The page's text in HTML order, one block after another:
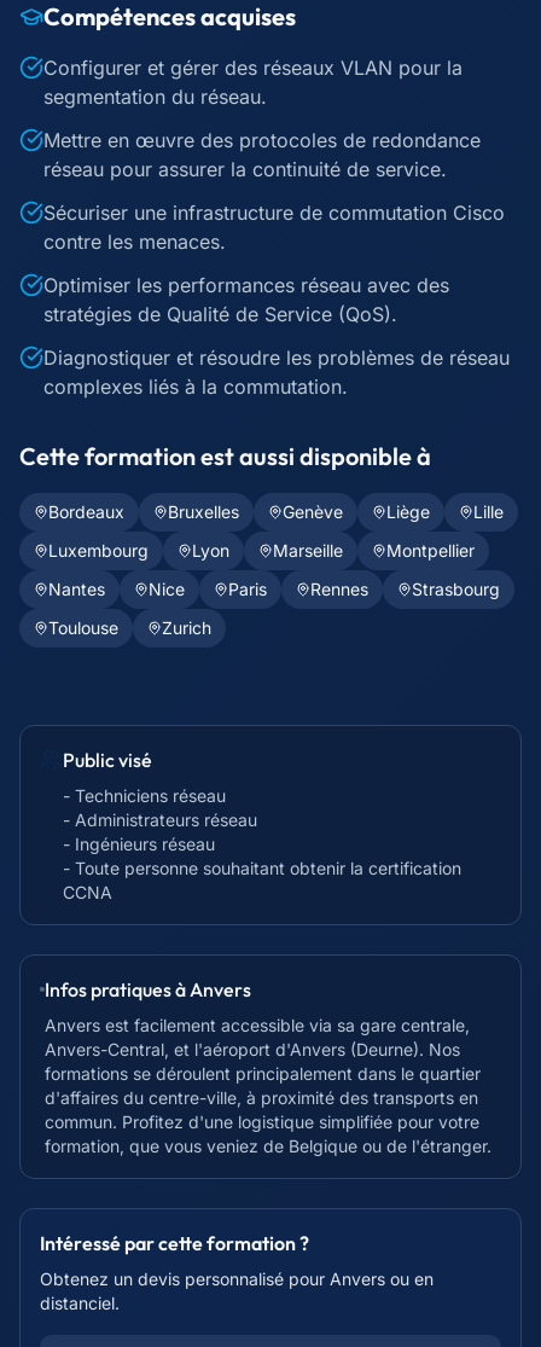
Compétences acquises
Configurer et gérer des réseaux VLAN pour la
segmentation du réseau.
Mettre en œuvre des protocoles de redondance
réseau pour assurer la continuité de service.
Sécuriser une infrastructure de commutation Cisco
contre les menaces.
Optimiser les performances réseau avec des
stratégies de Qualité de Service (QoS).
Diagnostiquer et résoudre les problèmes de réseau
complexes liés à la commutation.
Cette formation est aussi disponible à
Bordeaux Bruxelles Genève Liège
Lille
Luxembourg
Lyon Marseille
Montpellier
Nantes
Nice Paris Rennes
Strasbourg
Toulouse
Zurich
Public visé
- Techniciens réseau
- Administrateurs réseau
- Ingénieurs réseau
- Toute personne souhaitant obtenir la certification
CCNA
Infos pratiques àAnvers
Anvers est facilement accessible via sa gare centrale,
Anvers-Central, et l'aéroport d'Anvers (Deurne). Nos
formations se déroulent principalement dans le quartier
d'affaires du centre-ville, à proximité des transports en
commun. Profitez d'une logistique simplifiée pour votre
formation, que vous veniez de Belgique ou de l'étranger.
Intéressé par cette formation ?
Obtenez un devis personnalisé pour Anvers ou en
distanciel.